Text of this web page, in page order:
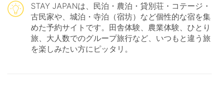
STAY JAPANは、民泊・農泊・貸別荘・コテージ・
古民家や、城泊・寺泊（宿坊）など個性的な宿を集
めた予約サイトです。田舎体験、農業体験、ひとり
旅、大人数でのグループ旅行など、いつもと違う旅
を楽しみたい方にピッタリ。